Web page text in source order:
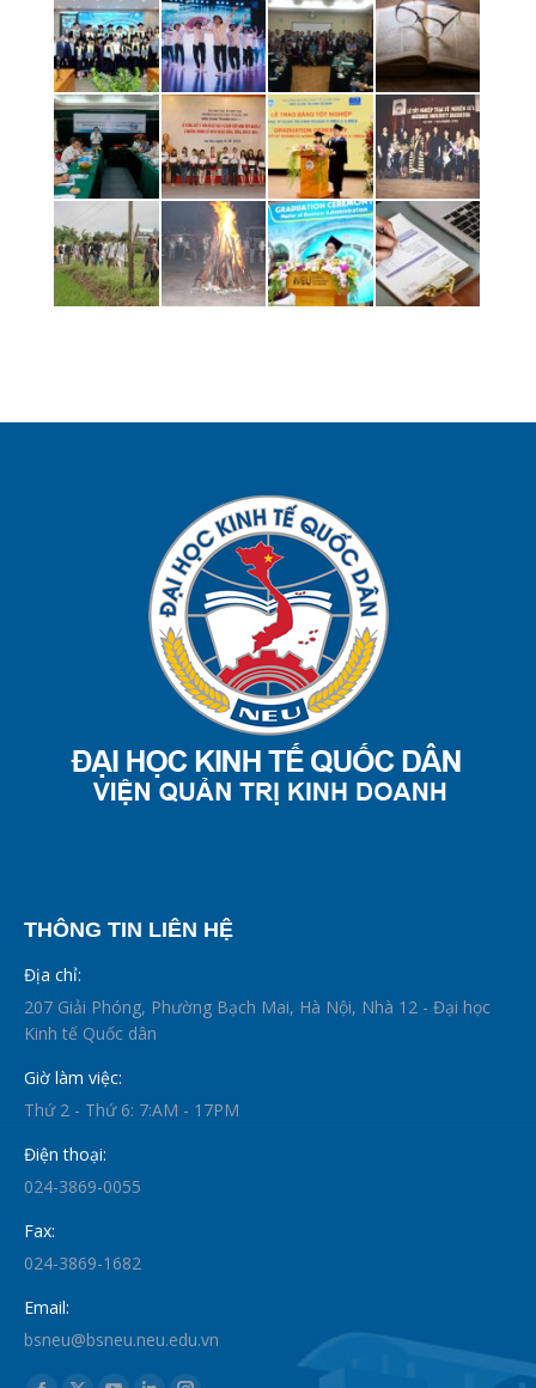
THÔNG TIN LIÊN HỆ
Địa chỉ:
207 Giải Phóng, Phường Bạch Mai, Hà Nội, Nhà 12 - Đại học
Kinh tế Quốc dân
Giờ làm việc:
Thứ 2 - Thứ 6: 7:AM - 17PM
Điện thoại:
024-3869-0055
Fax:
024-3869-1682
Email:
bsneu@bsneu.neu.edu.vn